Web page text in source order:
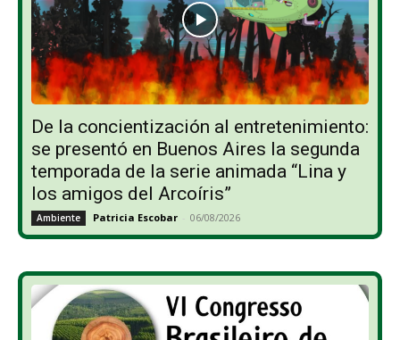
De la concientización al entretenimiento:
se presentó en Buenos Aires la segunda
temporada de la serie animada “Lina y
los amigos del Arcoíris”
Ambiente Patricia Escobar - 06/08/2026